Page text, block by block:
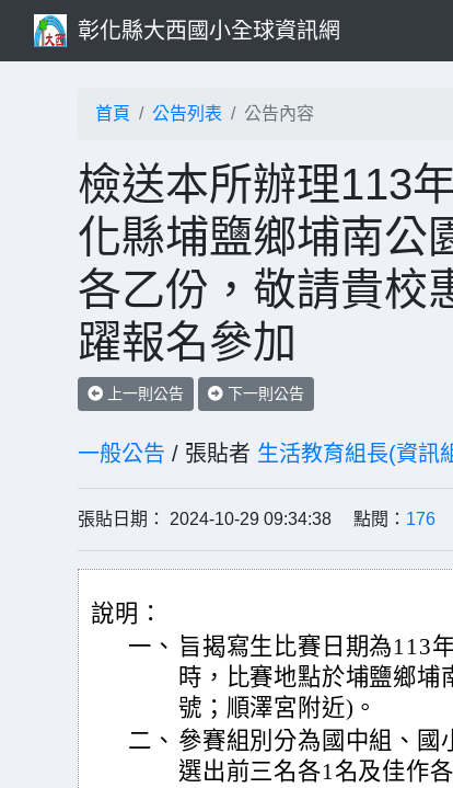
彰化縣大西國小全球資訊網
首頁 公告列表 公告內容
檢送本所辦理113
化縣埔鹽鄉埔南公
各乙份，敬請貴校
躍報名參加
上一則公告 下一則公告
一般公告 / 張貼者 生活教育組長(資訊
張貼日期： 2024-10-29 09:34:38 點閱： 176
說明：
一、 旨揭寫生比賽日期為113
時，比賽地點於埔鹽鄉
號；順澤宮附近)。
二、 參賽組別分為國中組、國
選出前三名各1名及佳作